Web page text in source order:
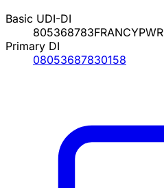
Basic UDI-DI
805368783FRANCYPWR
Primary DI
08053687830158